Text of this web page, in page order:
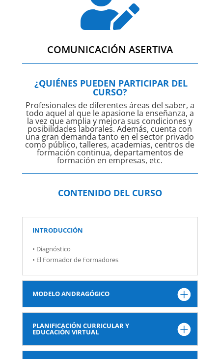
COMUNICACIÓN ASERTIVA
¿QUIÉNES PUEDEN PARTICIPAR DEL
CURSO?
Profesionales de diferentes áreas del saber, a
todo aquel al que le apasione la enseñanza, a
la vez que amplia y mejora sus condiciones y
posibilidades laborales. Además, cuenta con
una gran demanda tanto en el sector privado
como público, talleres, academias, centros de
formación continua, departamentos de
formación en empresas, etc.
CONTENIDO DEL CURSO
INTRODUCCIÓN
• Diagnóstico
• El Formador de Formadores
MODELO ANDRAGÓGICO
PLANIFICACIÓN CURRICULAR Y
EDUCACIÓN VIRTUAL